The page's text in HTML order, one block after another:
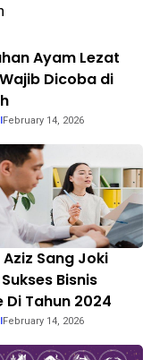
Ayam Lezat
Dicoba di
February 14, 2026
Sang Joki
Bisnis
Di Tahun 2024
February 14, 2026